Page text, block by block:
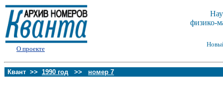
О проекте
физико-
Квант >> 1990 год >> номер 7